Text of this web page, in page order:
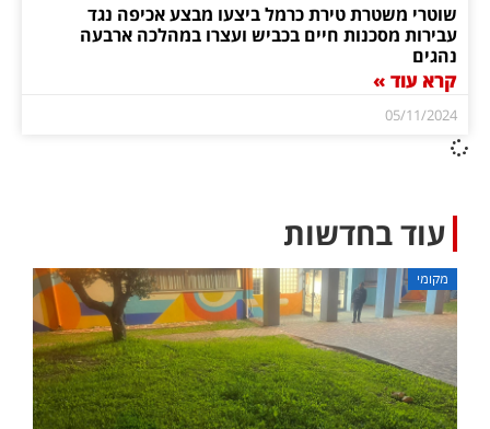
שוטרי משטרת טירת כרמל ביצעו מבצע אכיפה נגד
עבירות מסכנות חיים בכביש ועצרו במהלכה ארבעה
נהגים
קרא עוד »
05/11/2024
עוד בחדשות
מקומי